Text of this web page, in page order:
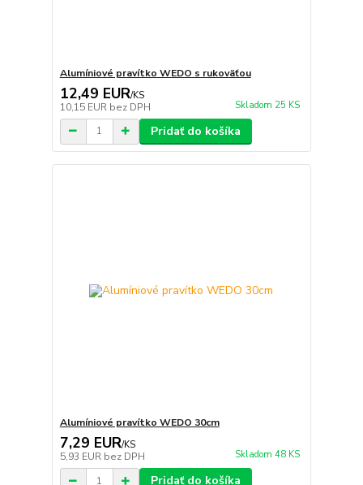
Alumíniové pravítko WEDO s rukoväťou
12,49 EUR/KS
10,15 EUR bez DPH Skladom 25 KS
Pridať do košíka
Alumíniové pravítko WEDO 30cm
7,29 EUR/KS
5,93 EUR bez DPH Skladom 48 KS
Pridať do košíka